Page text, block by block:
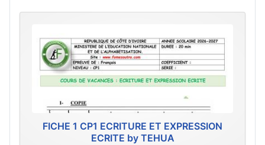
FICHE 1 CP1 ECRITURE ET EXPRESSION
ECRITE by TEHUA